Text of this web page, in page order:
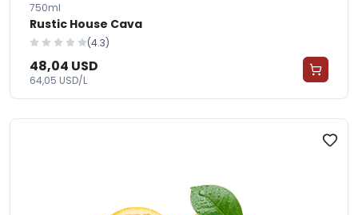
750ml
Rustic House Cava
(4.3)
48,04 USD
64,05 USD/L